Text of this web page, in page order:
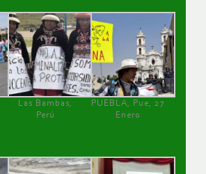
Las Bambas,
Perú
PUEBLA, Pue, 27
Enero